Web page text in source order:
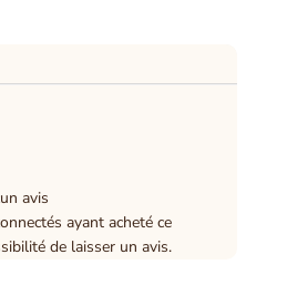
avis
ayant acheté ce
de laisser un avis.